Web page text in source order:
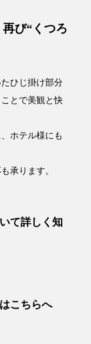
び“くつろ
ひじ掛け部分
とで美観と快
ホテル様にも
承ります。
て詳しく知
こちらへ